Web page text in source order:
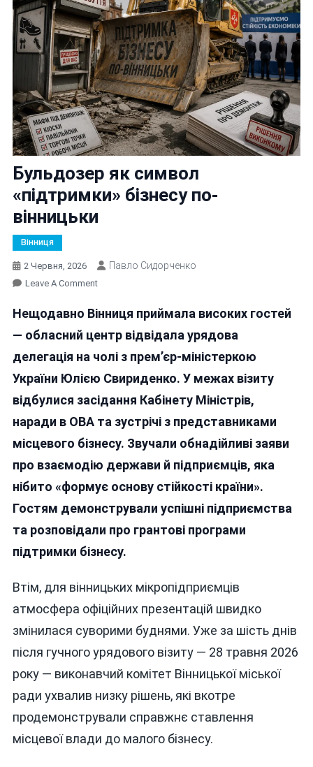
Бульдозер як символ
«підтримки» бізнесу по-
вінницьки
Вінниця
2 Червня, 2026 Павло Сидорченко
Leave A CommentOn
Як
Символ
Бізнесу
По-
Вінницьки
Нещодавно Вінниця приймала високих гостей
— обласний центр відвідала урядова
делегація на чолі з прем’єр-міністеркою
України Юлією Свириденко. У межах візиту
відбулися засідання Кабінету Міністрів,
наради в ОВА та зустрічі з представниками
місцевого бізнесу. Звучали обнадійливі заяви
про взаємодію держави й підприємців, яка
нібито «формує основу стійкості країни».
Гостям демонстрували успішні підприємства
та розповідали про грантові програми
підтримки бізнесу.
Втім, для вінницьких мікропідприємців
атмосфера офіційних презентацій швидко
змінилася суворими буднями. Уже за шість днів
після гучного урядового візиту — 28 травня 2026
року — виконавчий комітет Вінницької міської
ради ухвалив низку рішень, які вкотре
продемонстрували справжнє ставлення
місцевої влади до малого бізнесу.